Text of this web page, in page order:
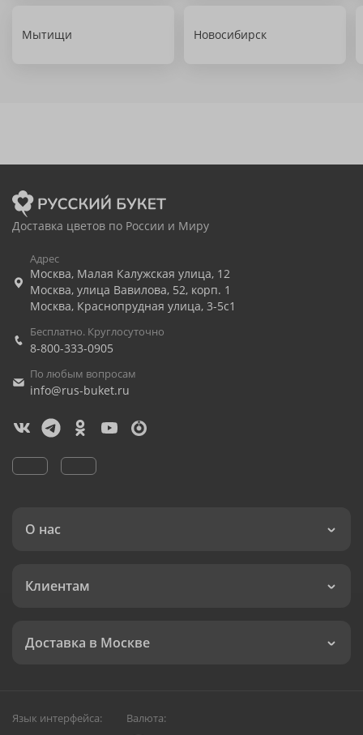
Мытищи Новосибирск
Доставка цветов по России и Миру
Адрес
Москва, Малая Калужская улица, 12
Москва, улица Вавилова, 52, корп. 1
Москва, Краснопрудная улица, 3-5с1
Бесплатно. Круглосуточно
8-800-333-0905
По любым вопросам
info@rus-buket.ru
О нас
Клиентам
Доставка в Москве
Язык интерфейса: Валюта: